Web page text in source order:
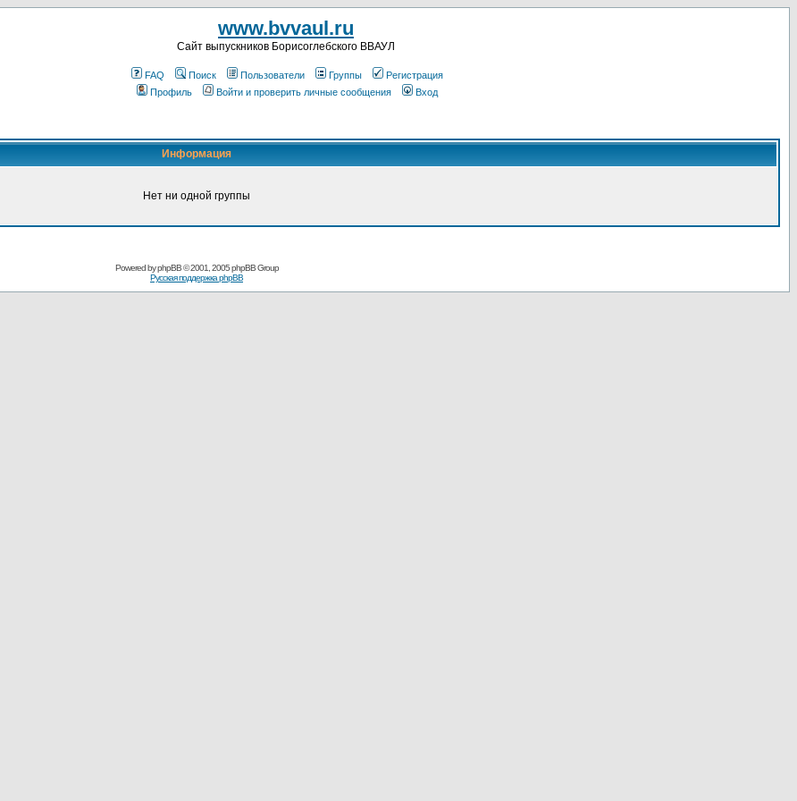
www.bvvaul.ru
Cайт выпускников Борисоглебского ВВАУЛ
FAQ Поиск Пользователи Группы
Регистрация
Профиль
Войти и проверить личные сообщения Вход
Информация
Нет ни одной группы
Powered byphpBB© 2001, 2005 phpBB Group
Русская поддержка phpBB